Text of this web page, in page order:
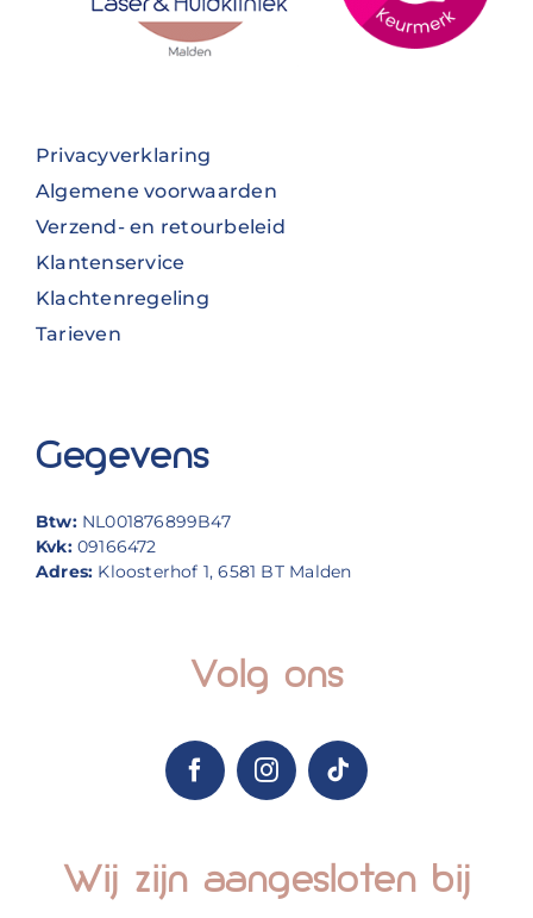
Privacyverklaring
Algemene voorwaarden
Verzend- en retourbeleid
Klantenservice
Klachtenregeling
Tarieven
Gegevens
Btw: NL001876899B47
Kvk:09166472
Adres: Kloosterhof 1, 6581 BT Malden
Volg ons
Wij zijn aangesloten bij